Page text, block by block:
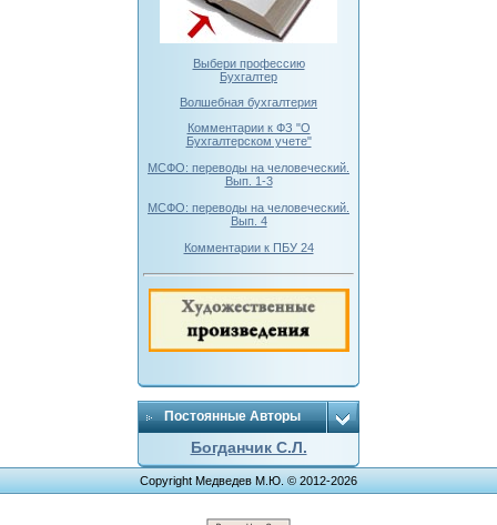
Выбери профессию
Бухгалтер
Волшебная бухгалтерия
Комментарии к ФЗ "О
Бухгалтерском учете"
МСФО: переводы на человеческий.
Вып. 1-3
МСФО: переводы на человеческий.
Вып. 4
Комментарии к ПБУ 24
Постоянные Авторы
Богданчик С.Л.
Copyright Медведев М.Ю. © 2012-2026